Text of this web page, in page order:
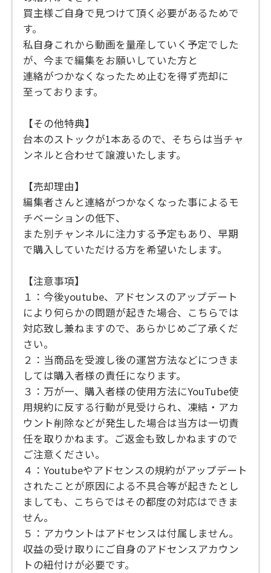
買主様ご自身で見つけて頂く必要があるためで
す。
私自身これから動画を量産していく予定でした
が、今まで編集をお願いしていた方と
連絡がつかなくなったため止むを得ず売却に
至っております。
【その他特典】
台本のストックが1本あるので、そちらは当チャ
ンネルと合わせて譲渡いたします。
【売却理由】
編集者さんと連絡がつかなくなった事によるモ
チベーションの低下、
また別チャンネルに注力する予定もあり、早期
で購入していただける方を希望いたします。
【注意事項】
１：今後youtube、アドセンスのアップデート
により何らかの問題が起きた場合、こちらでは
対応致し兼ねますので、あらかじめご了承くだ
さい。
２：当商品を受渡し後の運営方法などにつきま
しては購入者様の責任になります。
３：万が一、購入者様の使用方法にYouTube使
用規約に反する行動が見受けられ、凍結・アカ
ウント削除などが発生した場合は当方は一切責
任を取りかねます。ご返金も致しかねますので
ご注意ください。
４：Youtubeやアドセンスの規約がアップデート
されたことが原因による不具合等が起きたとし
ましても、こちらではその都度の対応はできま
せん。
５：アカウントはアドセンスは付属しません。
収益の受け取りにご自身のアドセンスアカウン
トの紐付けが必要です。